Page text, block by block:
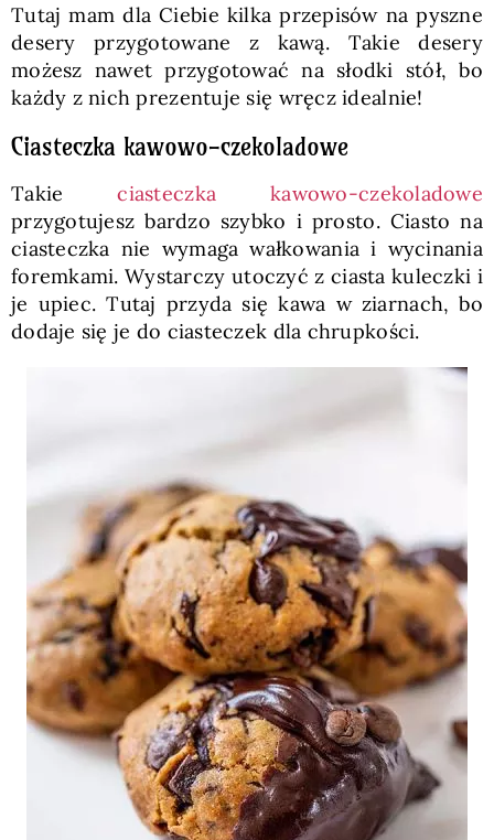
Tutaj mam dla Ciebie kilka przepisów na pyszne
desery przygotowane z kawą. Takie desery
możesz nawet przygotować na słodki stół, bo
każdy z nich prezentuje się wręcz idealnie!
Ciasteczka kawowo-czekoladowe
Takieciasteczka kawowo-czekoladowe
przygotujesz bardzo szybko i prosto. Ciasto na
ciasteczka nie wymaga wałkowania i wycinania
foremkami. Wystarczy utoczyć z ciasta kuleczki i
je upiec. Tutaj przyda się kawa w ziarnach, bo
dodaje się je do ciasteczek dla chrupkości.